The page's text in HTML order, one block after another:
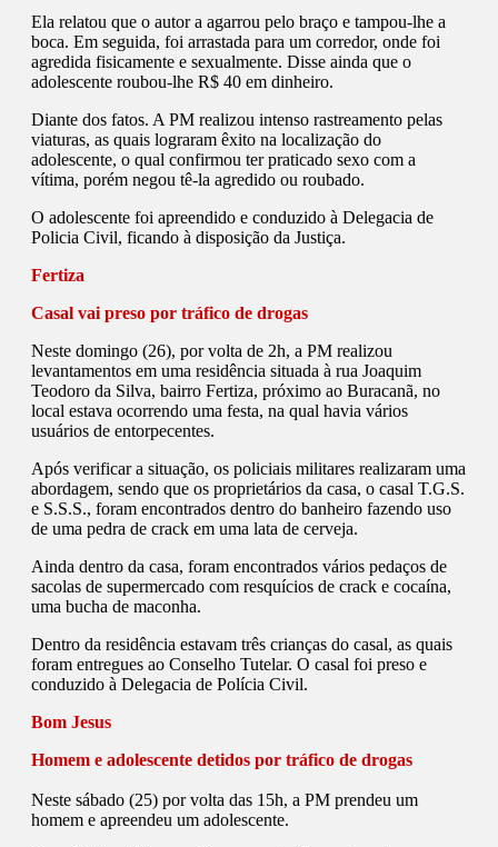
Ela relatou que o autor a agarrou pelo braço e tampou-lhe a
boca. Em seguida, foi arrastada para um corredor, onde foi
agredida fisicamente e sexualmente. Disse ainda que o
adolescente roubou-lhe R$ 40 em dinheiro.
Diante dos fatos. A PM realizou intenso rastreamento pelas
viaturas, as quais lograram êxito na localização do
adolescente, o qual confirmou ter praticado sexo com a
vítima, porém negou tê-la agredido ou roubado.
O adolescente foi apreendido e conduzido à Delegacia de
Policia Civil, ficando à disposição da Justiça.
Fertiza
Casal vai preso por tráfico de drogas
Neste domingo (26), por volta de 2h, a PM realizou
levantamentos em uma residência situada à rua Joaquim
Teodoro da Silva, bairro Fertiza, próximo ao Buracanã, no
local estava ocorrendo uma festa, na qual havia vários
usuários de entorpecentes.
Após verificar a situação, os policiais militares realizaram uma
abordagem, sendo que os proprietários da casa, o casal T.G.S.
e S.S.S., foram encontrados dentro do banheiro fazendo uso
de uma pedra de crack em uma lata de cerveja.
Ainda dentro da casa, foram encontrados vários pedaços de
sacolas de supermercado com resquícios de crack e cocaína,
uma bucha de maconha.
Dentro da residência estavam três crianças do casal, as quais
foram entregues ao Conselho Tutelar. O casal foi preso e
conduzido à Delegacia de Polícia Civil.
Bom Jesus
Homem e adolescente detidos por tráfico de drogas
Neste sábado (25) por volta das 15h, a PM prendeu um
homem e apreendeu um adolescente.